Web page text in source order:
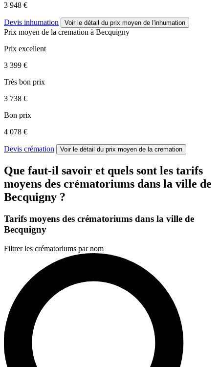
3 948 €
Devis inhumation Voir le détail du prix moyen de l'inhumation
Prix moyen de la cremation à Becquigny
Prix excellent
3 399 €
Très bon prix
3 738 €
Bon prix
4 078 €
Devis crémation Voir le détail du prix moyen de la cremation
Que faut-il savoir et quels sont les tarifs
moyens des crématoriums dans la ville de
Becquigny ?
Tarifs moyens des crématoriums dans la ville de
Becquigny
Filtrer les crématoriums par nom